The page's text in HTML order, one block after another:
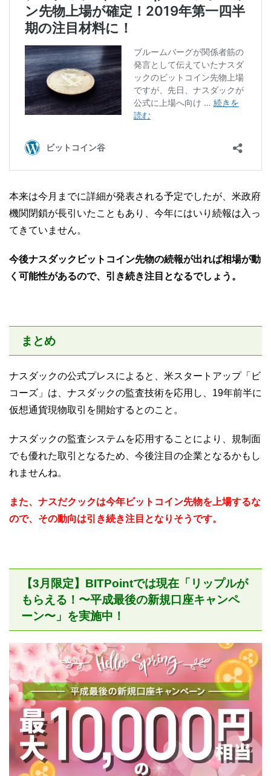
本来は今月までに詳細が発表される予定でしたが、米政府
機関閉鎖が長引いたこともあり、今年にはいり続報は入っ
てきていません。
今後ナスダックビットコイン先物の続報が出れば相場が動
く可能性があるので、引き続き注目となるでしょう。
まとめ
ナスダックの公式プレスによると、米スタートアップ「ビ
コーズ」は、ナスダックの監査技術を応用し、19年前半に
仮想通貨現物取引を開始するとのこと。
ナスダックの監査システムを応用することにより、規制面
でも優れた取引となるため、今後注目の企業となるかもし
れませんね。
また、ナスだクックは今年ビットコイン先物を上場するな
ので、その動向は引き続き注目となりそうです。
【3月限定】BITPointでは現在「リップルが
もらえる！〜平成最後の新規口座キャンペ
ーン〜」を実施中！